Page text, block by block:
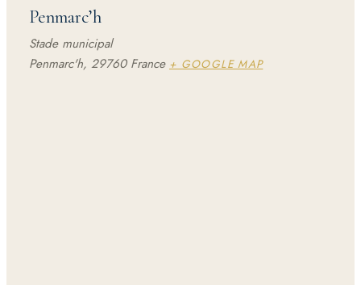
Penmarc’h
Stade municipal
Penmarc'h, 29760 France + GOOGLE MAP